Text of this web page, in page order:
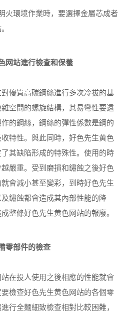
環境作業時，要選擇金屬芯成者
站進行檢查和保養
質高碳鋼絲進行多次冷拔的基
空間的螺旋結構，其易彎性要遠
的鋼絲，鋼絲的彈性係數是鋼的
特性。與此同時，好色先生黄色
其缺陷形成的特殊性。使用的時
嚴重。受到磨損和鏽蝕之後好色
會減小甚至變彩，到時好色先生
鏽蝕都會造成其內部性能的降
整條好色先生黄色网站的報廢。
部件的檢查
投人使用之後相應的性能就會
檢查好色先生黄色网站的各個零
行全麵細致檢查相對比較困難，